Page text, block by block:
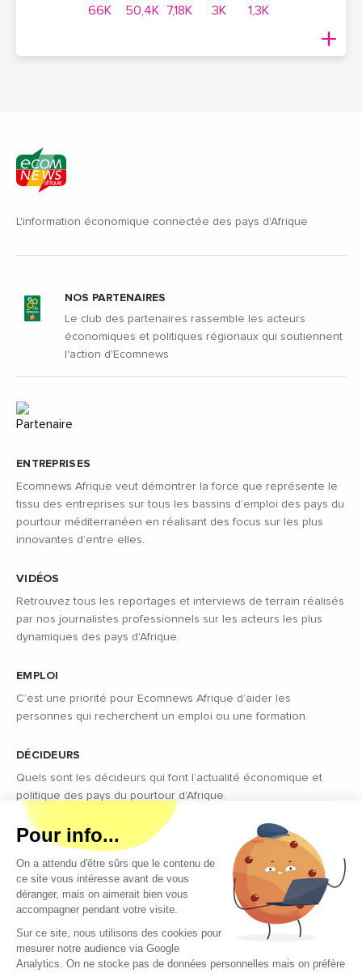
66K 50,4K 7,18K 3K 1,3K
L'information économique connectée des pays d'Afrique
ENTREPRISES
Ecomnews Afrique veut démontrer la force que représente le
tissu des entreprises sur tous les bassins d’emploi des pays du
pourtour méditerranéen en réalisant des focus sur les plus
innovantes d’entre elles.
VIDÉOS
Retrouvez tous les reportages et interviews de terrain réalisés
par nos journalistes professionnels sur les acteurs les plus
dynamiques des pays d'Afrique.
EMPLOI
C’est une priorité pour Ecomnews Afrique d’aider les
personnes qui recherchent un emploi ou une formation.
DÉCIDEURS
Quels sont les décideurs qui font l’actualité économique et
politique des pays du pourtour d'Afrique.
NOS PARTENAIRES
Le club des partenaires rassemble les acteurs
économiques et politiques régionaux qui soutiennent
l'action d'Ecomnews
Copyright © 2026 - Tous droits réservés